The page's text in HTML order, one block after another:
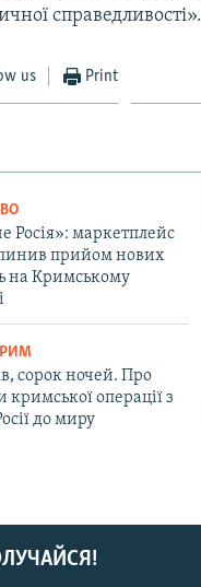
справедливості».
us Print
Росія»: маркетплейс
прийом нових
на Кримському
сорок ночей. Про
кримської операції з
до миру